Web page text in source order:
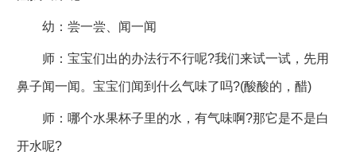
幼：尝一尝、闻一闻
师：宝宝们出的办法行不行呢?我们来试一试，先用
鼻子闻一闻。宝宝们闻到什么气味了吗?(酸酸的，醋)
师：哪个水果杯子里的水，有气味啊?那它是不是白
开水呢?